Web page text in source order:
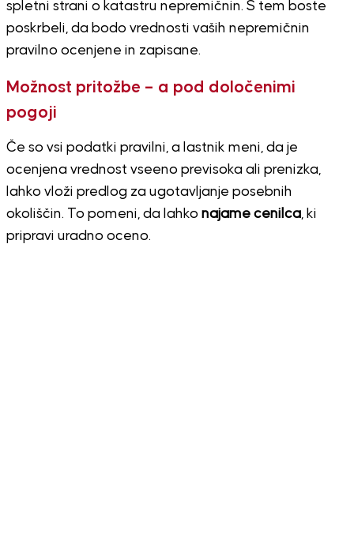
spletni strani o katastru nepremičnin. S tem boste
poskrbeli, da bodo vrednosti vaših nepremičnin
pravilno ocenjene in zapisane.
Možnost pritožbe – a pod določenimi
pogoji
Če so vsi podatki pravilni, a lastnik meni, da je
ocenjena vrednost vseeno previsoka ali prenizka,
lahko vloži predlog za ugotavljanje posebnih
okoliščin. To pomeni, da lahko najame cenilca, ki
pripravi uradno oceno.